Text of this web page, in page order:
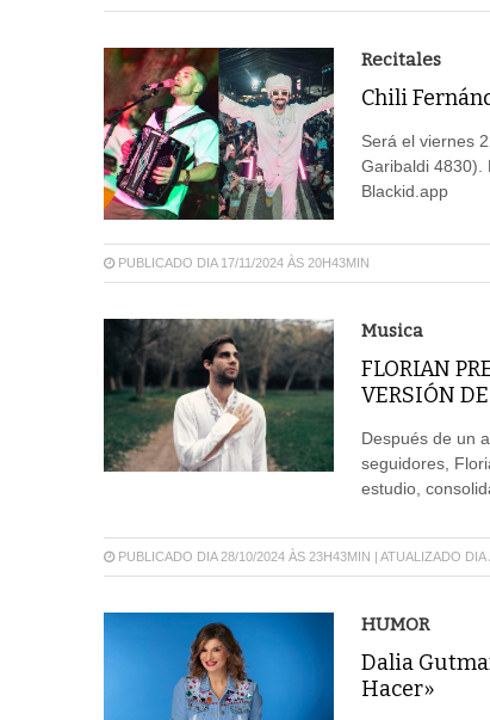
Recitales
Chili
Será el viernes
Garibaldi 4830).
Blackid.app
PUBLICADO DIA 17/11/2024 ÀS 20H43MIN
Musica
FLORIAN
VERSIÓN
Después de un
seguidores,
estudio,
PUBLICADO DIA 28/10/2024 ÀS 23H43MIN | ATUALIZADO DIA
HUMOR
Dalia
Hacer»